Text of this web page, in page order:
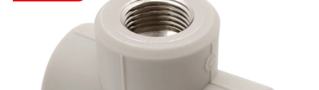
PREČO SA OPLATÍ KUPOVAŤ RADIÁTORY KORADO
CEZ TERMOOBCHOD.SK